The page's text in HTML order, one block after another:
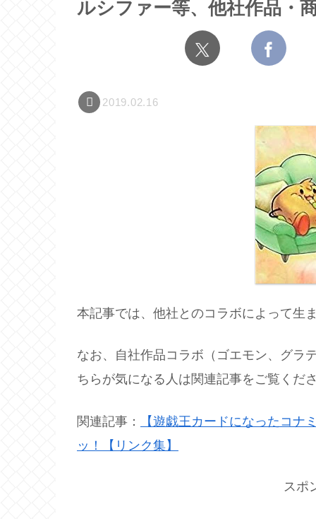
ルシファー等、他社作品・
2019.02.16
本記事では、他社とのコラボによって生
なお、自社作品コラボ（ゴエモン、グラ
ちらが気になる人は関連記事をご覧くだ
関連記事：
【遊戯王カードになったコ
ッ！【リンク集】
スポ